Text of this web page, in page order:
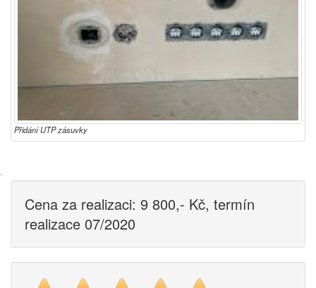
Přidání UTP zásuvky
·
Cena za realizaci: 9 800,- Kč, termín
realizace 07/2020